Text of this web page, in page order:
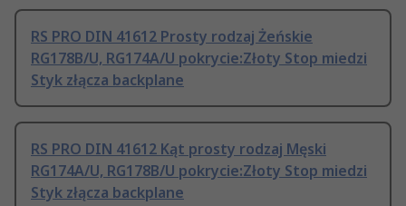
RS PRO DIN 41612 Prosty rodzaj Żeńskie
RG178B/U, RG174A/U pokrycie:Złoty Stop miedzi
Styk złącza backplane
RS PRO DIN 41612 Kąt prosty rodzaj Męski
RG174A/U, RG178B/U pokrycie:Złoty Stop miedzi
Styk złącza backplane